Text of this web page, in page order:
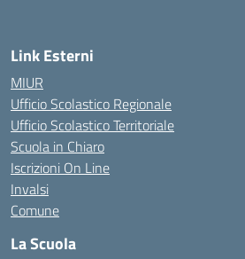
Link Esterni
MIUR
Ufficio Scolastico Regionale
Ufficio Scolastico Territoriale
Scuola in Chiaro
Iscrizioni On Line
Invalsi
Comune
La Scuola